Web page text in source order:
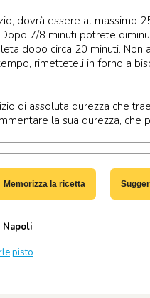
dovrà essere al massimo
7/8 minuti potrete
dopo circa 20 minuti. Non
rimetteteli in forno a
di assoluta durezza che
la sua durezza,
Memorizza la ricetta
Napoli
pisto